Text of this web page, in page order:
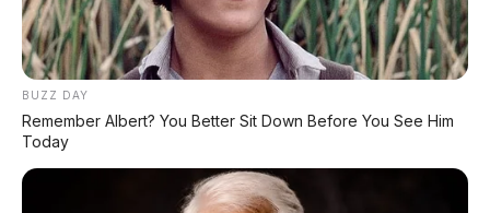
mewah hybrid dengan total range 1.600 km (Beijing Auto
Show 2026)
Dipublikasikan:11 Juni 2026 |Editor:Tim AP Motor |
🚗 SEDAN MEWAH HYBRID
BUZZ DAY
Remember Albert? You Better Sit Down Before You See Him
Today